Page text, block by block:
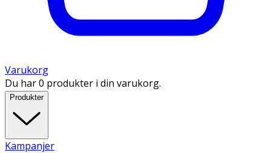
Varukorg
Du har 0 produkter i din varukorg.
Produkter
Kampanjer